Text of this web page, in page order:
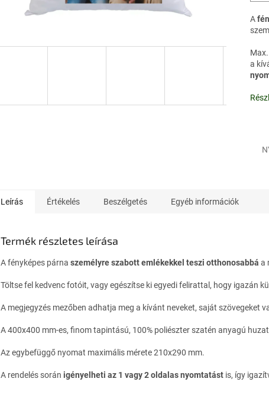
A
a
Leírás Értékelés Beszélgetés Egyéb információk
Termék részletes leírása
A fényképes párna személyre szabott emlékekkel teszi otthonosabbá a
Töltse fel kedvenc fotóit, vagy egészítse ki egyedi felirattal, hogy igazán
A megjegyzés mezőben adhatja meg a kívánt neveket, saját szövegeket
A 400x400 mm-es, finom tapintású, 100% poliészter szatén anyagú
Az egybefüggő nyomat maximális mérete 210x290 mm.
A rendelés során igényelheti az 1 vagy 2 oldalas nyomtatást is, így